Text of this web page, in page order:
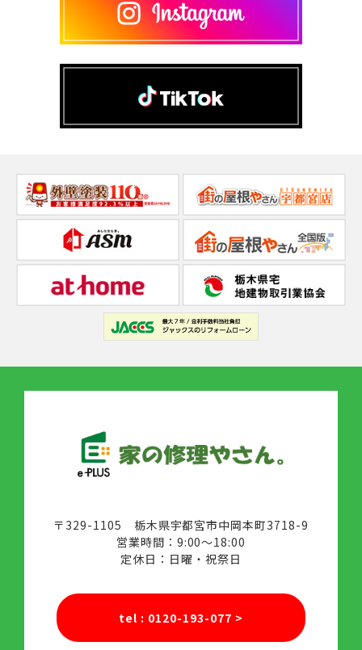
〒329-1105 栃木県宇都宮市中岡本町3718-9
営業時間：9:00～18:00
定休日：日曜・祝祭日
tel : 0120-193-077 >